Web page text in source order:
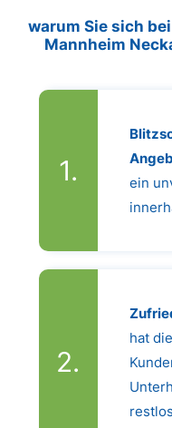
warum Sie sich
Mannheim
ein
hat